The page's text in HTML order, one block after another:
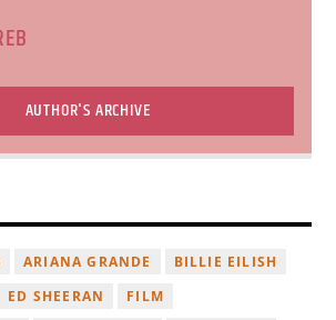
AUTHOR'S ARCHIVE
ARIANA GRANDE
BILLIE EILISH
ED SHEERAN
FILM